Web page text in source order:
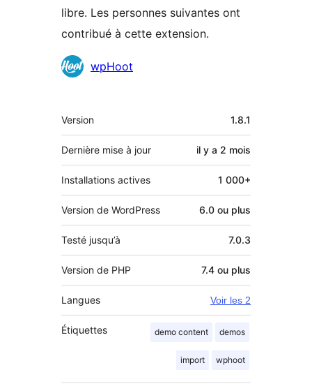
libre. Les personnes suivantes ont
contribué à cette extension.
Contributeurs
wpHoot
Méta
Version 1.8.1
Dernière mise à jour il y a 2 mois
Installations actives 1 000+
Version de WordPress 6.0 ou plus
Testé jusqu’à 7.0.3
Version de PHP 7.4 ou plus
Langues Voir les 2
Étiquettes demo content demos
import wphoot